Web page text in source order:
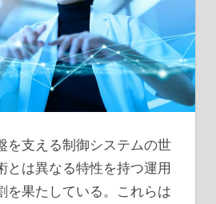
を支える制御システムの世
とは異なる特性を持つ運用
果たしている。 これらは